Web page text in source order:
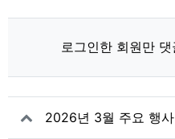
로그인한 회원만
2026년 3월 주요 행